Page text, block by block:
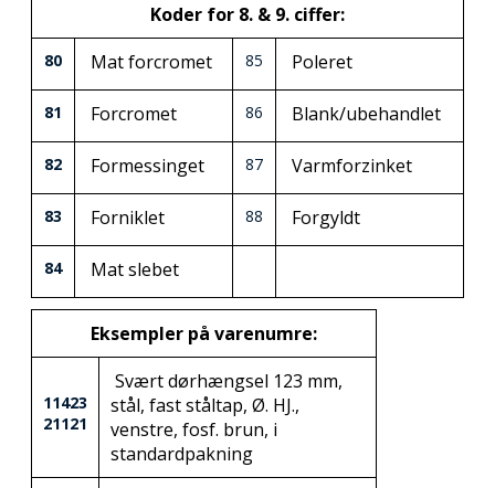
Koder for 8. & 9. ciffer:
80 Mat forcromet 85 Poleret
81 Forcromet 86 Blank/ubehandlet
82 Formessinget 87 Varmforzinket
83 Forniklet 88 Forgyldt
84 Mat slebet
Eksempler på varenumre:
11423
21121
Svært dørhængsel 123 mm,
stål, fast ståltap, Ø. HJ.,
venstre, fosf. brun, i
standardpakning